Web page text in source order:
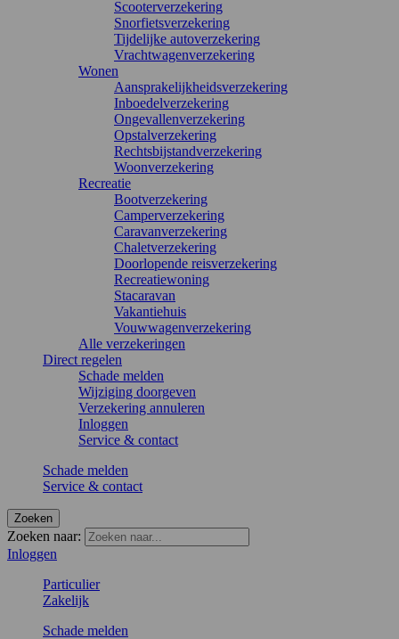
Scooterverzekering
Snorfietsverzekering
Tijdelijke autoverzekering
Vrachtwagenverzekering
Wonen
Aansprakelijkheidsverzekering
Inboedelverzekering
Ongevallenverzekering
Opstalverzekering
Rechtsbijstandverzekering
Woonverzekering
Recreatie
Bootverzekering
Camperverzekering
Caravanverzekering
Chaletverzekering
Doorlopende reisverzekering
Recreatiewoning
Stacaravan
Vakantiehuis
Vouwwagenverzekering
Alle verzekeringen
Direct regelen
Schade melden
Wijziging doorgeven
Verzekering annuleren
Inloggen
Service & contact
Schade melden
Service & contact
Zoeken
Zoeken naar:
Inloggen
Particulier
Zakelijk
Schade melden